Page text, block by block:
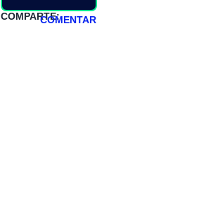
COMPARTE:COMENTAR